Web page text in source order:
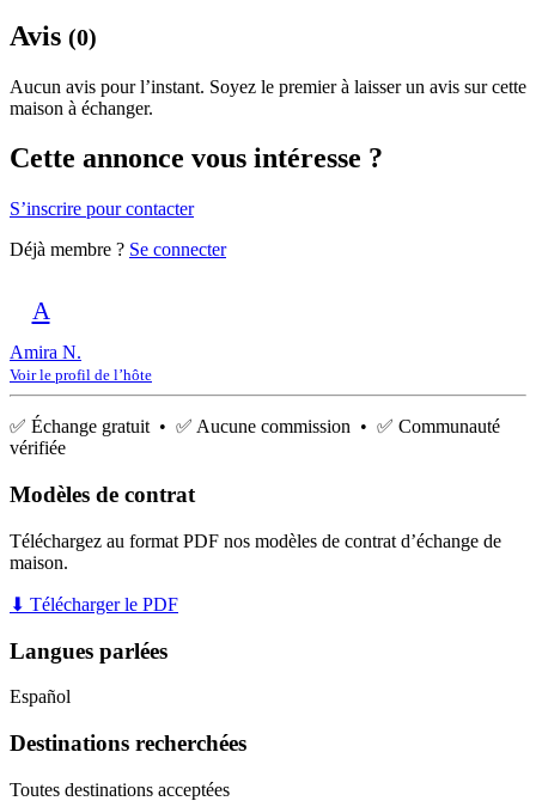
Avis (0)
Aucun avis pour l’instant. Soyez le premier à laisser un avis sur cette
maison à échanger.
Cette annonce vous intéresse ?
S’inscrire pour contacter
Déjà membre ? Se connecter
A
Amira N.
Voir le profil de l’hôte
✅ Échange gratuit • ✅ Aucune commission • ✅ Communauté
vérifiée
Modèles de contrat
Téléchargez au format PDF nos modèles de contrat d’échange de
maison.
⬇ Télécharger le PDF
Langues parlées
Español
Destinations recherchées
Toutes destinations acceptées